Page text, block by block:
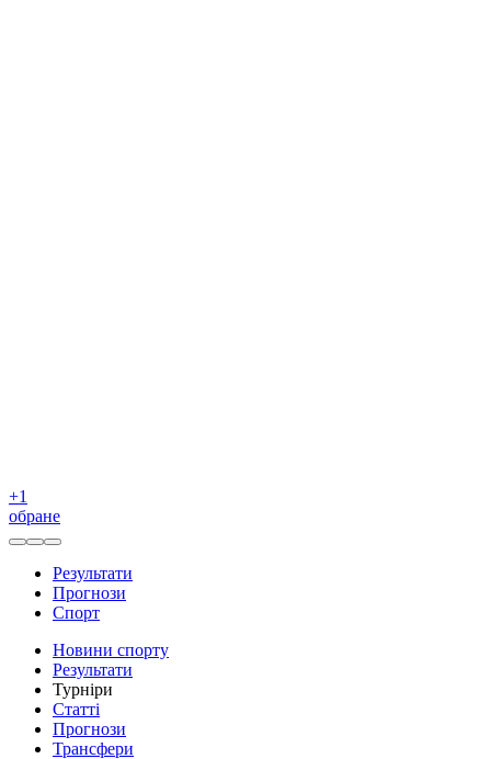
+1
обране
Результати
Прогнози
Спорт
Новини спорту
Результати
Турніри
Статті
Прогнози
Трансфери